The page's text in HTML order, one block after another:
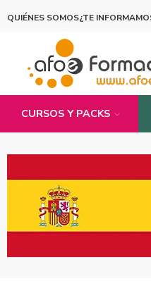
QUIÉNES SOMOS¿TE
CURSOS Y PACKS